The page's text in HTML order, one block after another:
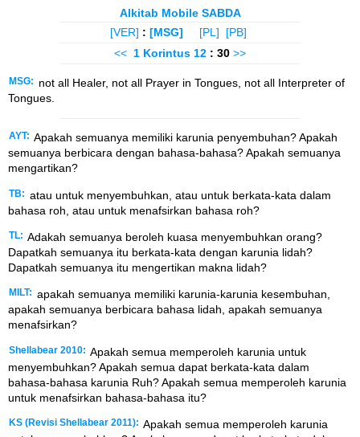
Alkitab Mobile SABDA
[VER] : [MSG] [PL]
[PB]
<< 1 Korintus 12 : 30 >>
MSG:
not all Healer, not all Prayer in Tongues, not all Interpreter of
Tongues.
AYT: Apakah semuanya memiliki karunia penyembuhan? Apakah
semuanya berbicara dengan bahasa-bahasa? Apakah semuanya
mengartikan?
TB: atau untuk menyembuhkan, atau untuk berkata-kata dalam
bahasa roh, atau untuk menafsirkan bahasa roh?
TL: Adakah semuanya beroleh kuasa menyembuhkan orang?
Dapatkah semuanya itu berkata-kata dengan karunia lidah?
Dapatkah semuanya itu mengertikan makna lidah?
MILT: apakah semuanya memiliki karunia-karunia kesembuhan,
apakah semuanya berbicara bahasa lidah, apakah semuanya
menafsirkan?
Shellabear 2010: Apakah semua memperoleh karunia untuk
menyembuhkan? Apakah semua dapat berkata-kata dalam
bahasa-bahasa karunia Ruh? Apakah semua memperoleh karunia
untuk menafsirkan bahasa-bahasa itu?
KS (Revisi Shellabear 2011): Apakah semua memperoleh karunia